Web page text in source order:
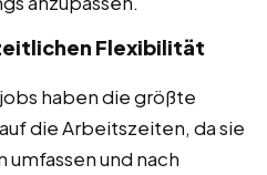
Flexibilität
haben die größte
die Arbeitszeiten, da sie
und nach